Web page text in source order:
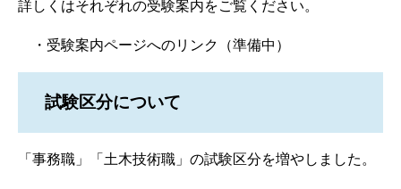
詳しくはそれぞれの受験案内をご覧ください。
・受験案内ページへのリンク（準備中）
試験区分について
「事務職」「土木技術職」の試験区分を増やしました。